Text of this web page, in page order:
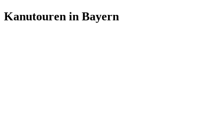
Kanutouren in Bayern